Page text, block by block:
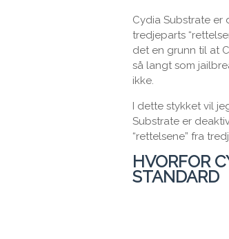
Cydia Substrate
tredjeparts
det en grunn til at
så langt som
ikke.
I dette stykket vil
Substrate er
“rettelsene” fra
HVORFOR
STANDARD